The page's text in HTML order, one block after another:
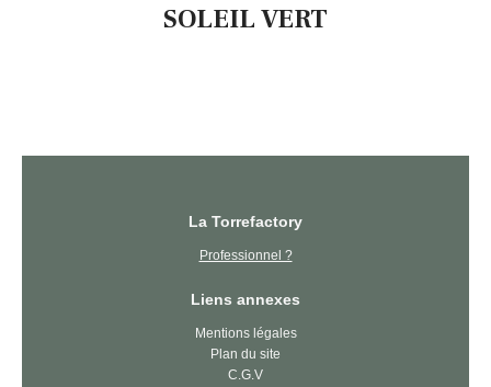
SOLEIL VERT
La Torrefactory
Professionnel ?
Liens annexes
Mentions légales
Plan du site
C.G.V